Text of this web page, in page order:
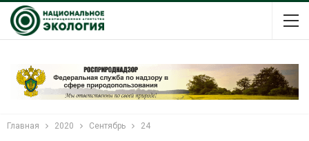
Главная 2020 Сентябрь 24